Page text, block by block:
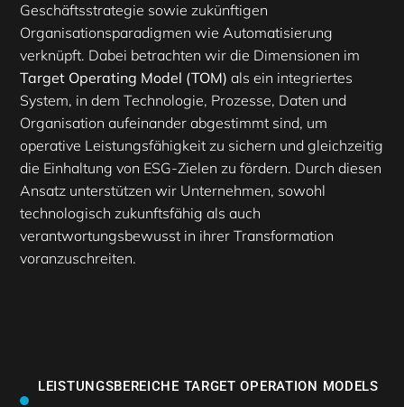
Geschäftsstrategie sowie zukünftigen
Organisationsparadigmen wie Automatisierung
verknüpft. Dabei betrachten wir die Dimensionen im
Target Operating Model (TOM) als ein integriertes
System, in dem Technologie, Prozesse, Daten und
Organisation aufeinander abgestimmt sind, um
operative Leistungsfähigkeit zu sichern und gleichzeitig
die Einhaltung von ESG-Zielen zu fördern. Durch diesen
Ansatz unterstützen wir Unternehmen, sowohl
technologisch zukunftsfähig als auch
verantwortungsbewusst in ihrer Transformation
voranzuschreiten.
LEISTUNGSBEREICHE TARGET OPERATION MODELS